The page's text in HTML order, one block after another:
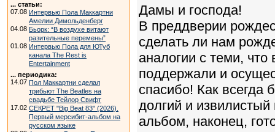
... статьи:
07.08 Интервью Пола Маккартни
Амелии Димольденберг
04.08 Бьорк: “В воздухе витают
разительные перемены”
01.08 Интервью Пола для ЮТуб
канала The Rest is
Entertainment
... периодика:
14.07 Пол Маккартни сделал
трибьют The Beatles на
свадьбе Тейлор Свифт
17.02 СЕКРЕТ "Big Beat 83" (2026).
Первый мерсибит-альбом на
русском языке
Дамы и господа!
В преддверии
сделать ли нам
аналогии с теми,
поддержали и
спасибо! Как всегда
долгий и
альбом, наконец,